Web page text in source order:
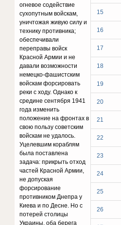
15
16
17
18
19
20
21
22
23
24
25
26
огневое содействие
сухопутным войскам,
уничтожая живую силу и
технику противника;
обеспечивали
переправы войск
Красной Армии и не
давали возможности
немецко-фашистским
войскам форсировать
реки с ходу. Однако к
средине сентября 1941
года изменить
положение на фронтах в
свою пользу советским
войскам не удалось.
Уцелевшим кораблям
была поставлена
задача: прикрыть отход
частей Красной Армии,
не допуская
форсирование
противником Днепра у
Киева и по Десне. Но с
потерей столицы
Украины, оба берега